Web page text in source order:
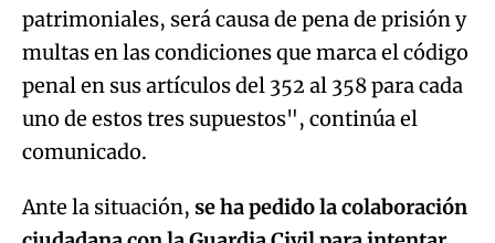
patrimoniales, será causa de pena de prisión y
multas en las condiciones que marca el código
penal en sus artículos del 352 al 358 para cada
uno de estos tres supuestos", continúa el
comunicado.
Ante la situación, se ha pedido la colaboración